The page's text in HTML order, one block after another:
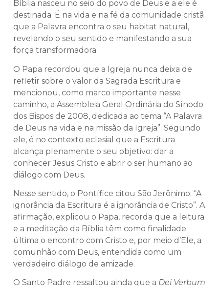
Bíblia nasceu no seio do povo de Deus e a ele é
destinada. É na vida e na fé da comunidade cristã
que a Palavra encontra o seu habitat natural,
revelando o seu sentido e manifestando a sua
força transformadora.
O Papa recordou que a Igreja nunca deixa de
refletir sobre o valor da Sagrada Escritura e
mencionou, como marco importante nesse
caminho, a Assembleia Geral Ordinária do Sínodo
dos Bispos de 2008, dedicada ao tema “A Palavra
de Deus na vida e na missão da Igreja”. Segundo
ele, é no contexto eclesial que a Escritura
alcança plenamente o seu objetivo: dar a
conhecer Jesus Cristo e abrir o ser humano ao
diálogo com Deus.
Nesse sentido, o Pontífice citou São Jerônimo: “A
ignorância da Escritura é a ignorância de Cristo”. A
afirmação, explicou o Papa, recorda que a leitura
e a meditação da Bíblia têm como finalidade
última o encontro com Cristo e, por meio d’Ele, a
comunhão com Deus, entendida como um
verdadeiro diálogo de amizade.
O Santo Padre ressaltou ainda que a Dei Verbum